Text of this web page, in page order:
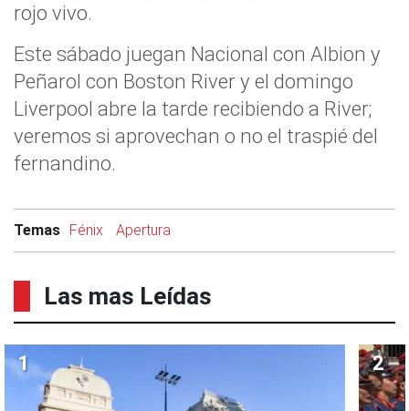
rojo vivo.
Este sábado juegan Nacional con Albion y
Peñarol con Boston River y el domingo
Liverpool abre la tarde recibiendo a River;
veremos si aprovechan o no el traspié del
fernandino.
Temas Fénix Apertura
Las mas Leídas